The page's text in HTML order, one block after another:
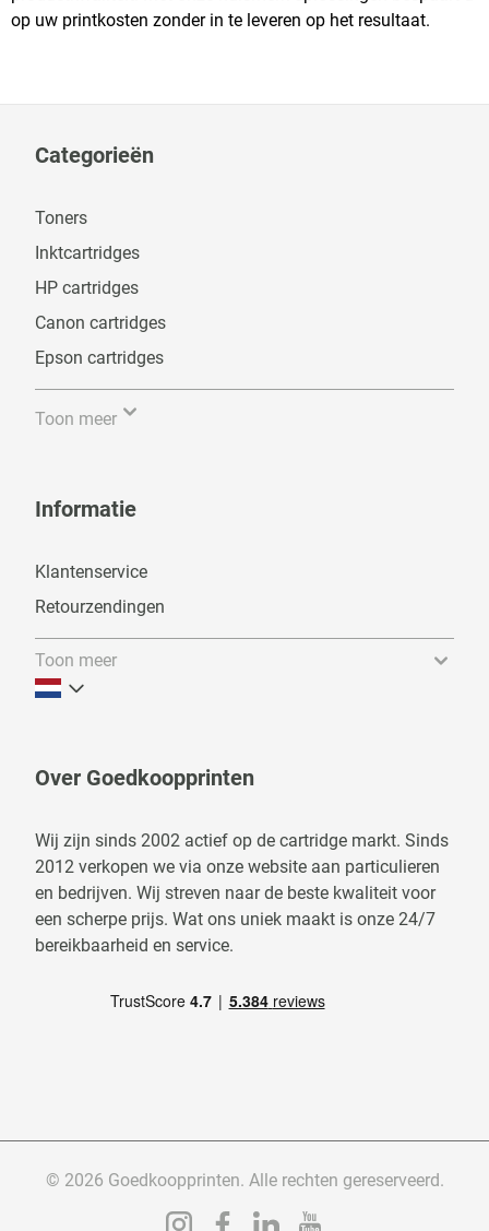
op uw printkosten zonder in te leveren op het resultaat.
Categorieën
Toners
Inktcartridges
HP cartridges
Canon cartridges
Epson cartridges
Toon meer
Informatie
Klantenservice
Retourzendingen
Toon meer
Over Goedkoopprinten
Wij zijn sinds 2002 actief op de cartridge markt. Sinds
2012 verkopen we via onze website aan particulieren
en bedrijven. Wij streven naar de beste kwaliteit voor
een scherpe prijs. Wat ons uniek maakt is onze 24/7
bereikbaarheid en service.
© 2026 Goedkoopprinten. Alle rechten gereserveerd.